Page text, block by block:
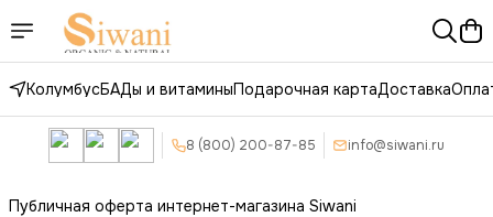
КолумбусБАДы и витаминыПодарочная картаДоставка
8 (800) 200-87-85 info@siwani.ru
Публичная оферта интернет-магазина Siwani